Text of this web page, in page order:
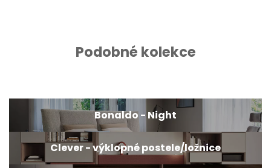
Podobné kolekce
Bonaldo - Night
Clever - výklopné postele/ložnice